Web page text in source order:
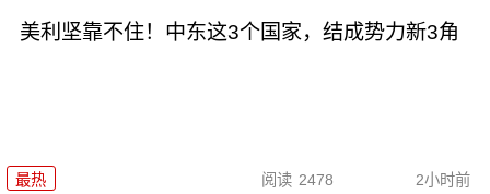
美利坚靠不住！中东这3个国家，结成势力新3角
最热 阅读 2478 2小时前